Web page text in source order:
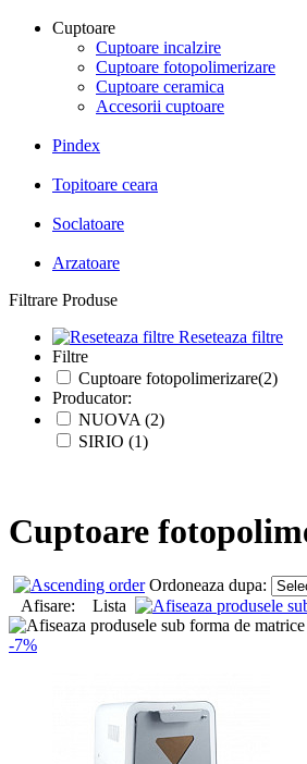
Cuptoare
Cuptoare incalzire
Cuptoare fotopolimerizare
Cuptoare ceramica
Accesorii cuptoare
Pindex
Topitoare ceara
Soclatoare
Arzatoare
Filtrare Produse
Reseteaza filtre
Filtre
Cuptoare fotopolimerizare(2)
Producator:
NUOVA (2)
SIRIO (1)
Cuptoare
Ordoneaza dupa:
Afisare: Lista
-7%